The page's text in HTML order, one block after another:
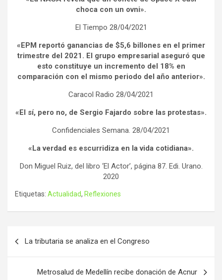
choca con un ovni».
El Tiempo 28/04/2021
«EPM reportó ganancias de $5,6 billones en el primer
trimestre del 2021. El grupo empresarial aseguró que
esto constituye un incremento del 18% en
comparación con el mismo periodo del año anterior».
Caracol Radio 28/04/2021
«El sí, pero no, de Sergio Fajardo sobre las protestas».
Confidenciales Semana. 28/04/2021
«La verdad es escurridiza en la vida cotidiana».
Don Miguel Ruiz, del libro ‘El Actor’, página 87. Edi. Urano.
2020
Etiquetas: Actualidad, Reflexiones
entradas
La tributaria se analiza en el Congreso
Metrosalud de Medellín recibe donación de Acnur